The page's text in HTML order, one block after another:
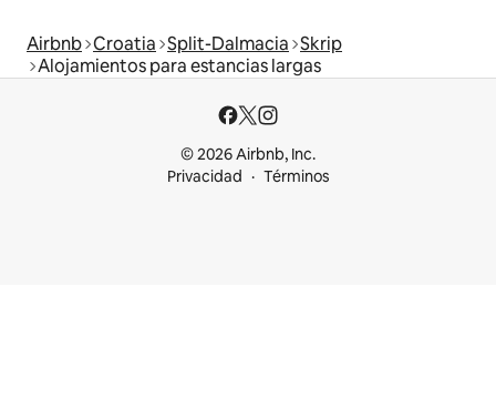
Airbnb Croatia Split-Dalmacia Skrip
Alojamientos para estancias largas
© 2026 Airbnb, Inc.
Privacidad
Términos